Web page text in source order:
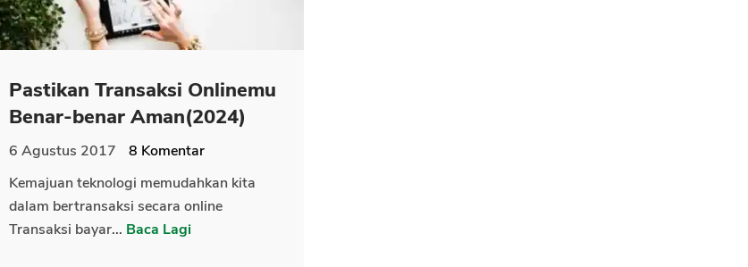
Pastikan Transaksi Onlinemu
Benar-benar Aman(2024)
6 Agustus 2017 8 Komentar
Kemajuan teknologi memudahkan kita
dalam bertransaksi secara online
Transaksi bayar... Baca Lagi